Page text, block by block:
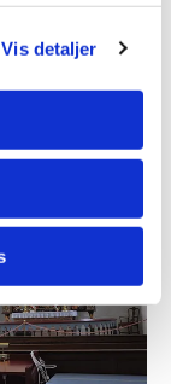
Vis detaljer